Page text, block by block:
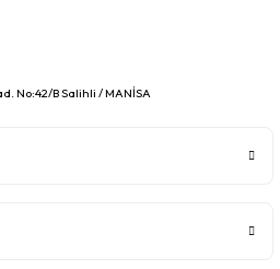
No:42/B Salihli / MANİSA